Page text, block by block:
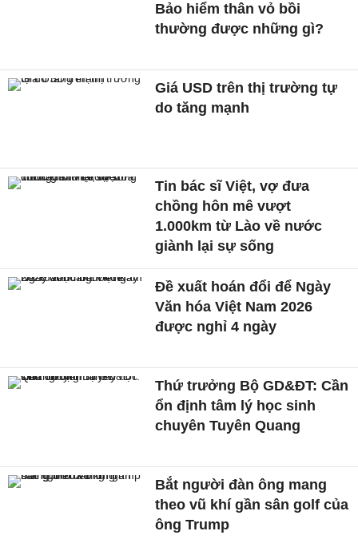
Bảo hiểm thân vỏ bồi
thường được những gì?
Giá USD trên thị trường tự
do tăng mạnh
Tin bác sĩ Việt, vợ đưa
chồng hôn mê vượt
1.000km từ Lào về nước
giành lại sự sống
Đề xuất hoán đổi để Ngày
Văn hóa Việt Nam 2026
được nghỉ 4 ngày
Thứ trưởng Bộ GD&ĐT: Cần
ổn định tâm lý học sinh
chuyên Tuyên Quang
Bắt người đàn ông mang
theo vũ khí gần sân golf của
ông Trump